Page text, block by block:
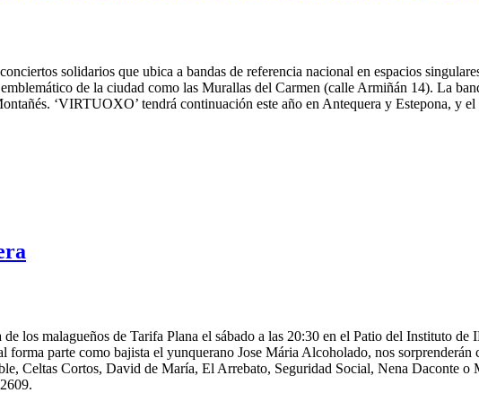
solidarios que ubica a bandas de referencia nacional en espacios
de la ciudad como las Murallas del Carmen (calle Armiñán 14). La
‘VIRTUOXO’ tendrá continuación este año en Antequera y Estepona, y
los malagueños de Tarifa Plana el sábado a las 20:30 en el Patio del Instituto
forma parte como bajista el yunquerano Jose Mária Alcoholado, nos
Celtas Cortos, David de María, El Arrebato, Seguridad Social, Nena Daconte o